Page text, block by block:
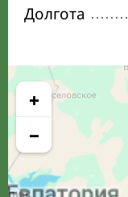
Долгота
+
−